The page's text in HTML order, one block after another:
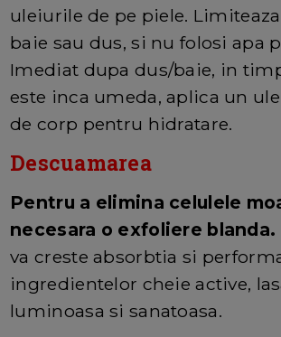
uleiurile de pe piele.
baie sau dus, si nu folosi apa
Imediat dupa dus/baie, in
este inca umeda, aplica un
de corp pentru hidratare.
Descuamarea
Pentru a elimina celulele
necesara o exfoliere blanda.
va creste absorbtia si
ingredientelor cheie active,
luminoasa si sanatoasa.